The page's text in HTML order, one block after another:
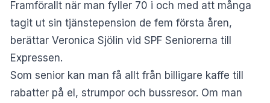
Framförallt när man fyller 70 i och med att många
tagit ut sin tjänstepension de fem första åren,
berättar Veronica Sjölin vid SPF Seniorerna till
Expressen.
Som senior kan man få allt från billigare kaffe till
rabatter på el, strumpor och bussresor. Om man